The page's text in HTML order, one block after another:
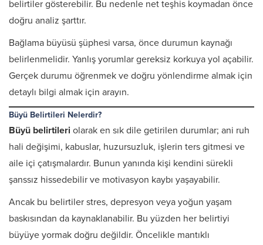
belirtiler gösterebilir. Bu nedenle net teşhis koymadan önce
doğru analiz şarttır.
Bağlama büyüsü şüphesi varsa, önce durumun kaynağı
belirlenmelidir. Yanlış yorumlar gereksiz korkuya yol açabilir.
Gerçek durumu öğrenmek ve doğru yönlendirme almak için
detaylı bilgi almak için arayın.
Büyü Belirtileri Nelerdir?
Büyü belirtileri olarak en sık dile getirilen durumlar; ani ruh
hali değişimi, kabuslar, huzursuzluk, işlerin ters gitmesi ve
aile içi çatışmalardır. Bunun yanında kişi kendini sürekli
şanssız hissedebilir ve motivasyon kaybı yaşayabilir.
Ancak bu belirtiler stres, depresyon veya yoğun yaşam
baskısından da kaynaklanabilir. Bu yüzden her belirtiyi
büyüye yormak doğru değildir. Öncelikle mantıklı